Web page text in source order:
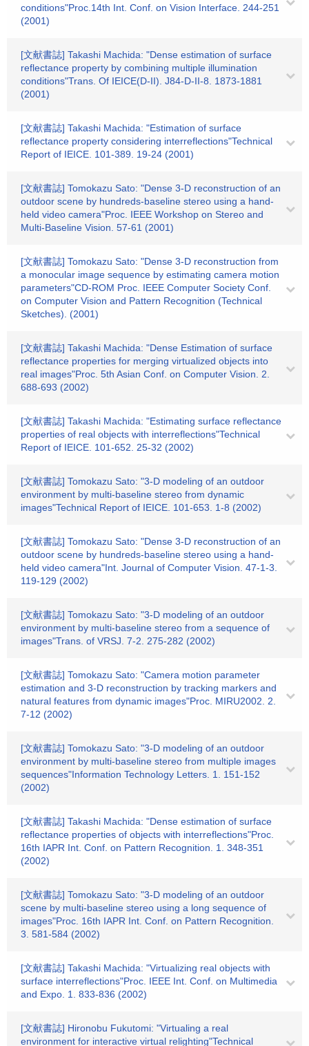
conditions"Proc.14th Int. Conf. on Vision Interface. 244-251
(2001)
[文献書誌] Takashi Machida: "Dense estimation of surface
reflectance property by combining multiple illumination
conditions"Trans. Of IEICE(D-II). J84-D-II-8. 1873-1881
(2001)
[文献書誌] Takashi Machida: "Estimation of surface
reflectance property considering interreflections"Technical
Report of IEICE. 101-389. 19-24 (2001)
[文献書誌] Tomokazu Sato: "Dense 3-D reconstruction of an
outdoor scene by hundreds-baseline stereo using a hand-
held video camera"Proc. IEEE Workshop on Stereo and
Multi-Baseline Vision. 57-61 (2001)
[文献書誌] Tomokazu Sato: "Dense 3-D reconstruction from
a monocular image sequence by estimating camera motion
parameters"CD-ROM Proc. IEEE Computer Society Conf.
on Computer Vision and Pattern Recognition (Technical
Sketches). (2001)
[文献書誌] Takashi Machida: "Dense Estimation of surface
reflectance properties for merging virtualized objects into
real images"Proc. 5th Asian Conf. on Computer Vision. 2.
688-693 (2002)
[文献書誌] Takashi Machida: "Estimating surface reflectance
properties of real objects with interreflections"Technical
Report of IEICE. 101-652. 25-32 (2002)
[文献書誌] Tomokazu Sato: "3-D modeling of an outdoor
environment by multi-baseline stereo from dynamic
images"Technical Report of IEICE. 101-653. 1-8 (2002)
[文献書誌] Tomokazu Sato: "Dense 3-D reconstruction of an
outdoor scene by hundreds-baseline stereo using a hand-
held video camera"Int. Journal of Computer Vision. 47-1-3.
119-129 (2002)
[文献書誌] Tomokazu Sato: "3-D modeling of an outdoor
environment by multi-baseline stereo from a sequence of
images"Trans. of VRSJ. 7-2. 275-282 (2002)
[文献書誌] Tomokazu Sato: "Camera motion parameter
estimation and 3-D reconstruction by tracking markers and
natural features from dynamic images"Proc. MIRU2002. 2.
7-12 (2002)
[文献書誌] Tomokazu Sato: "3-D modeling of an outdoor
environment by multi-baseline stereo from multiple images
sequences"Information Technology Letters. 1. 151-152
(2002)
[文献書誌] Takashi Machida: "Dense estimation of surface
reflectance properties of objects with interreflections"Proc.
16th IAPR Int. Conf. on Pattern Recognition. 1. 348-351
(2002)
[文献書誌] Tomokazu Sato: "3-D modeling of an outdoor
scene by multi-baseline stereo using a long sequence of
images"Proc. 16th IAPR Int. Conf. on Pattern Recognition.
3. 581-584 (2002)
[文献書誌] Takashi Machida: "Virtualizing real objects with
surface interreflections"Proc. IEEE Int. Conf. on Multimedia
and Expo. 1. 833-836 (2002)
[文献書誌] Hironobu Fukutomi: "Virtualing a real
environment for interactive virtual relighting"Technical